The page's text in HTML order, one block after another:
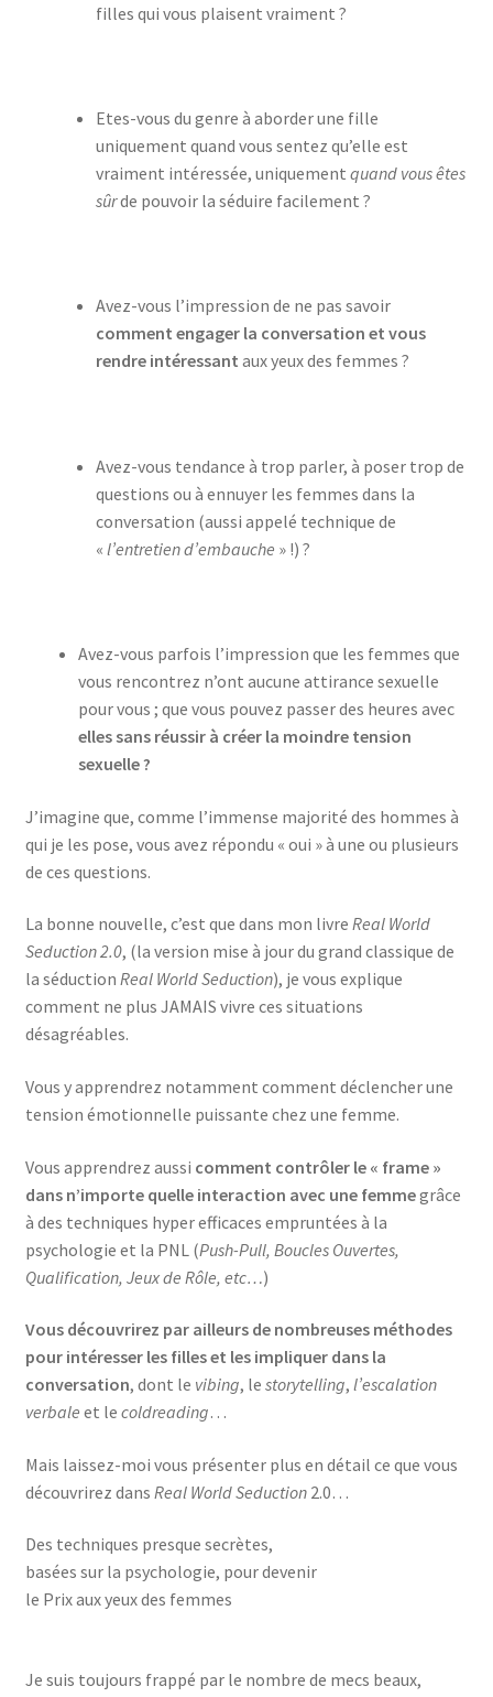
filles qui vous plaisent vraiment ?
Etes-vous du genre à aborder une fille
uniquement quand vous sentez qu’elle est
vraiment intéressée, uniquement quand vous êtes
sûrde pouvoir la séduire facilement ?
Avez-vous l’impression de ne pas savoir
comment engager la conversation et vous
rendre intéressant aux yeux des femmes ?
Avez-vous tendance à trop parler, à poser trop de
questions ou à ennuyer les femmes dans la
conversation (aussi appelé technique de
« l’entretien d’embauche » !) ?
Avez-vous parfois l’impression que les femmes que
vous rencontrez n’ont aucune attirance sexuelle
pour vous ; que vous pouvez passer des heures avec
elles sans réussir à créer la moindre tension
sexuelle ?
J’imagine que, comme l’immense majorité des hommes à
qui je les pose, vous avez répondu « oui » à une ou plusieurs
de ces questions.
La bonne nouvelle, c’est que dans mon livre Real World
Seduction 2.0, (la version mise à jour du grand classique de
la séduction Real World Seduction), je vous explique
comment ne plus JAMAIS vivre ces situations
désagréables.
Vous y apprendrez notamment comment déclencher une
tension émotionnelle puissante chez une femme.
Vous apprendrez aussi comment contrôler le « frame »
dans n’importe quelle interaction avec une femmegrâce
à des techniques hyper efficaces empruntées à la
psychologie et la PNL (Push-Pull, Boucles Ouvertes,
Qualification, Jeux de Rôle, etc…)
Vous découvrirez par ailleurs de nombreuses méthodes
pour intéresser les filles et les impliquer dans la
conversation, dont le vibing, le storytelling, l’escalation
verbale et le coldreading…
Mais laissez-moi vous présenter plus en détail ce que vous
découvrirez dans Real World Seduction2.0…
Des techniques presque secrètes,
basées sur la psychologie, pour devenir
le Prix aux yeux des femmes
Je suis toujours frappé par le nombre de mecs beaux,